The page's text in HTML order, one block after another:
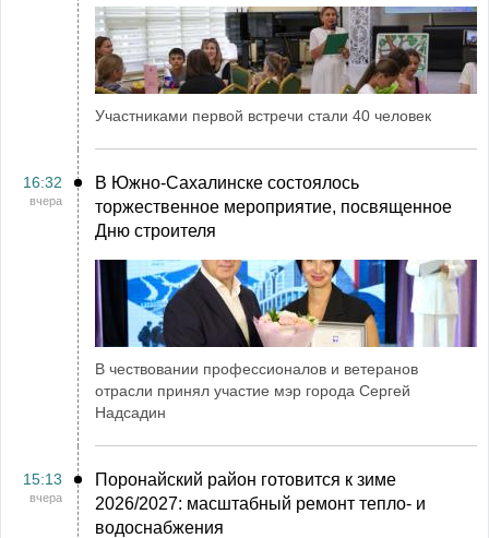
Участниками первой встречи стали 40 человек
16:32
вчера
В Южно-Сахалинске состоялось
торжественное мероприятие, посвященное
Дню строителя
В чествовании профессионалов и ветеранов
отрасли принял участие мэр города Сергей
Надсадин
15:13
вчера
Поронайский район готовится к зиме
2026/2027: масштабный ремонт тепло- и
водоснабжения